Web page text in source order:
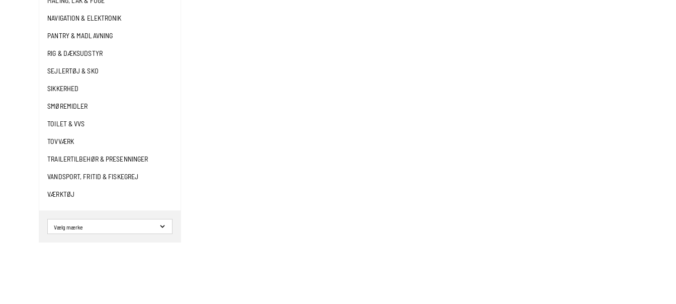
NAVIGATION & ELEKTRONIK
PANTRY & MADLAVNING
RIG & DÆKSUDSTYR
SEJLERTØJ & SKO
SIKKERHED
SMØREMIDLER
TOILET & VVS
TOVVÆRK
TRAILERTILBEHØR & PRESENNINGER
VANDSPORT, FRITID & FISKEGREJ
VÆRKTØJ